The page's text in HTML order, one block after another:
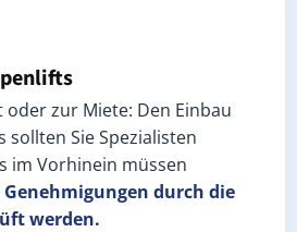
oder zur Miete: Den Einbau
sollten Sie Spezialisten
im Vorhinein müssen
durch die
werden.